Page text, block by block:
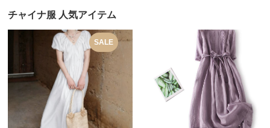
チャイナ服 人気アイテム
SALE